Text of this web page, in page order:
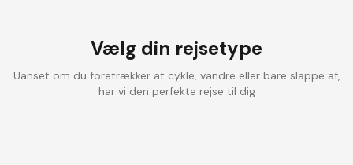
Vælg din rejsetype
Uanset om du foretrækker at cykle, vandre eller bare slappe af,
har vi den perfekte rejse til dig